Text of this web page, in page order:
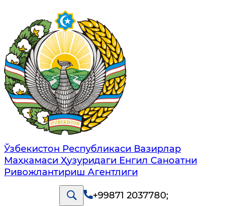
Ўзбекистон Республикаси Вазирлар
Маҳкамаси Ҳузуридаги Енгил Саноатни
Ривожлантириш Агентлиги
+99871 2037780;